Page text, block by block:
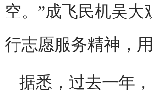
空。”成飞民机吴
行志愿服务精神，
据悉，过去一年